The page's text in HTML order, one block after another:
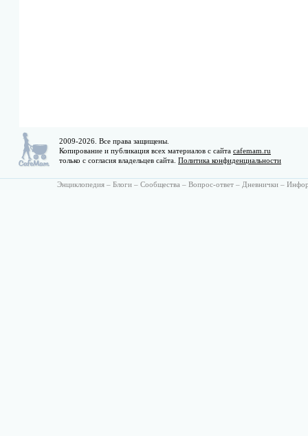
2009-2026. Все права защищены.
Копирование и публикация всех материалов с сайта cafemam.ru
только с согласия владельцев сайта. Политика конфиденциальности
Энциклопедия – Блоги – Сообщества – Вопрос-ответ – Дневнички –